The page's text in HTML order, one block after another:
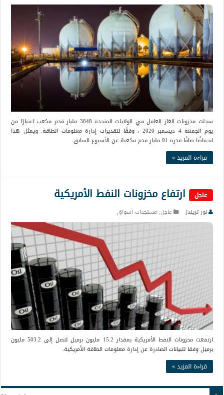
سجلت مخزونات الغاز العامل في الولايات المتحدة 3848 مليار قدم مكعب اعتبارًا من
يوم الجمعة 4 ديسمبر 2020 ، وفقًا لتقديرات إدارة معلومات الطاقة. ويمثل هذا
انخفاضًا صافًا قدره 91 مليار قدم مكعبة عن الأسبوع السابق.
قراءة المزيد »
عاجل ارتفاع مخزونات النفط الأمريكية
نور تريندز عاجل,مستجدات أسواق
ارتفعت مخزونات النفط الأمريكية بمقدار 15.2 مليون برميل لتصل إلى 503.2 مليون
برميل وفقا للبيانات الصادرة عن إدارة معلومات الطاقة الأمريكية.
قراءة المزيد »